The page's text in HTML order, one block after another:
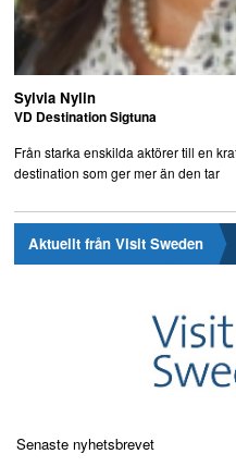
Sylvia Nylin
VD Destination Sigtuna
Från starka enskilda aktörer till en
destination som ger mer än den tar
Aktuellt från Visit Sweden
Senaste nyhetsbrevet